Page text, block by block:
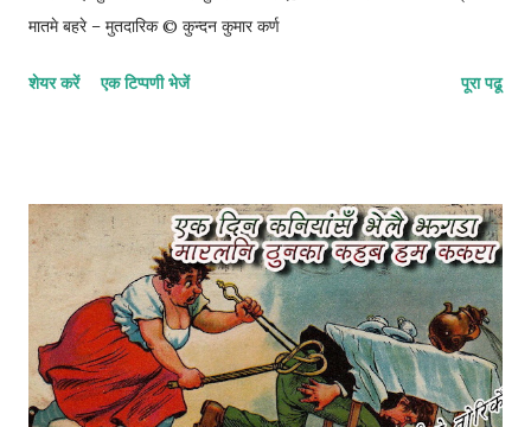
मातमे बहरे – मुतदारिक © कुन्दन कुमार कर्ण
शेयर करें एक टिप्पणी भेजें पूरा पढू